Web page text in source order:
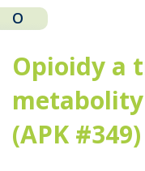
O
Opioidy a
(APK #349)